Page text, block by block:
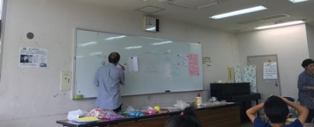
妊娠・出産
ジモティー情報